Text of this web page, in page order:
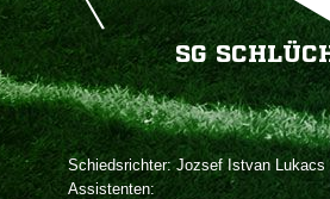
SG
Schiedsrichter:  
Assistenten: